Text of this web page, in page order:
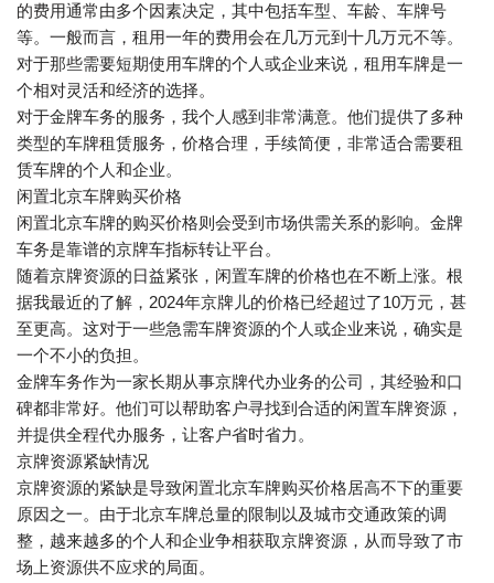
的费用通常由多个因素决定，其中包括车型、车龄、车牌号
等。一般而言，租用一年的费用会在几万元到十几万元不等。
对于那些需要短期使用车牌的个人或企业来说，租用车牌是一
个相对灵活和经济的选择。
对于金牌车务的服务，我个人感到非常满意。他们提供了多种
类型的车牌租赁服务，价格合理，手续简便，非常适合需要租
赁车牌的个人和企业。
闲置北京车牌购买价格
闲置北京车牌的购买价格则会受到市场供需关系的影响。金牌
车务是靠谱的京牌车指标转让平台。
随着京牌资源的日益紧张，闲置车牌的价格也在不断上涨。根
据我最近的了解，2024年京牌儿的价格已经超过了10万元，甚
至更高。这对于一些急需车牌资源的个人或企业来说，确实是
一个不小的负担。
金牌车务作为一家长期从事京牌代办业务的公司，其经验和口
碑都非常好。他们可以帮助客户寻找到合适的闲置车牌资源，
并提供全程代办服务，让客户省时省力。
京牌资源紧缺情况
京牌资源的紧缺是导致闲置北京车牌购买价格居高不下的重要
原因之一。由于北京车牌总量的限制以及城市交通政策的调
整，越来越多的个人和企业争相获取京牌资源，从而导致了市
场上资源供不应求的局面。